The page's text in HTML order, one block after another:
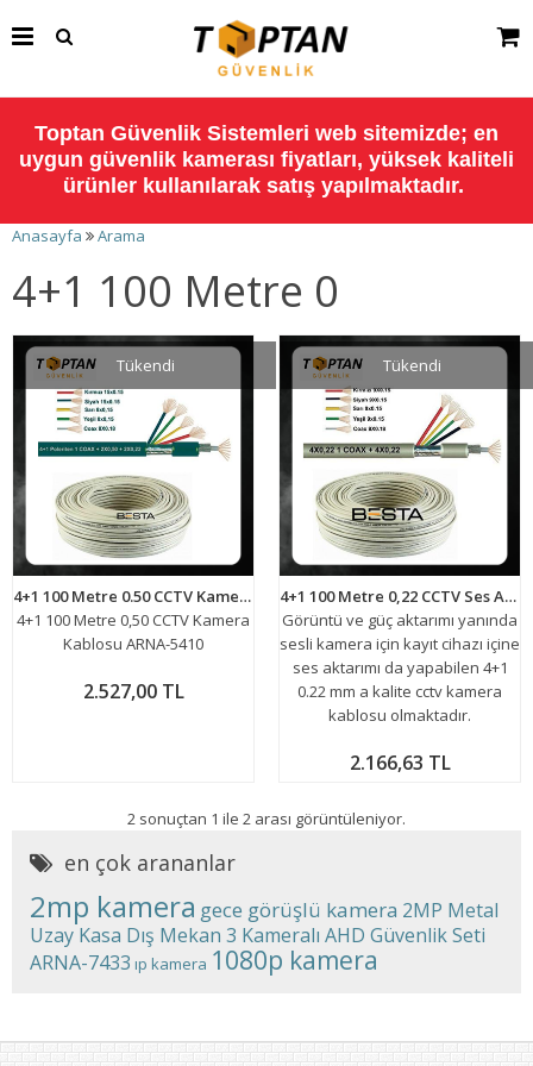
Toptan Güvenlik Sistemleri web sitemizde; en
uygun güvenlik kamerası fiyatları, yüksek kaliteli
ürünler kullanılarak satış yapılmaktadır.
Anasayfa Arama
4+1 100 Metre 0
4+1 100 Metre 0.50 CCTV Kamera Kablosu ARNA-5410
4+1 100 Metre 0,50 CCTV Kamera
Kablosu ARNA-5410
2.527,00 TL
Tükendi
4+1 100 Metre 0,22 CCTV Ses Aktarım Kamera Kablosu ARNA-5422
Görüntü ve güç aktarımı yanında
sesli kamera için kayıt cihazı içine
ses aktarımı da yapabilen 4+1
0.22 mm a kalite cctv kamera
kablosu olmaktadır.
2.166,63 TL
Tükendi
2 sonuçtan 1 ile 2 arası görüntüleniyor.
en çok arananlar
2mp kamera gece görüşlü kamera 2MP Metal
Uzay Kasa Dış Mekan 3 Kameralı AHD Güvenlik Seti
ARNA-7433 ıp kamera 1080p kamera